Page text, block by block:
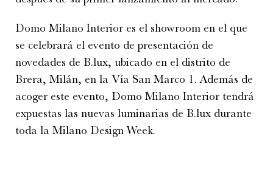
Domo Milano Interior es el showroom en el que
se celebrará el evento de presentación de
novedades de B.lux, ubicado en el distrito de
Brera, Milán, en la Vía San Marco 1. Además de
acoger este evento, Domo Milano Interior tendrá
expuestas las nuevas luminarias de B.lux durante
toda la Milano Design Week.